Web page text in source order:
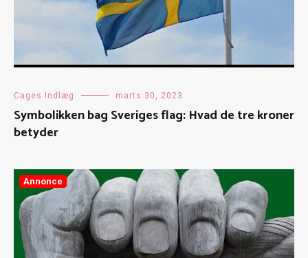
Cages Indlæg marts 30, 2023
Symbolikken bag Sveriges flag: Hvad de tre kroner
betyder
Annonce